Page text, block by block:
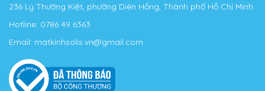
236 Lý Thường Kiệt, phường Diên Hồng, Thành phố Hồ Chí Minh
Hotline: 0786 49 6363
Email: matkinhsolis.vn@gmail.com